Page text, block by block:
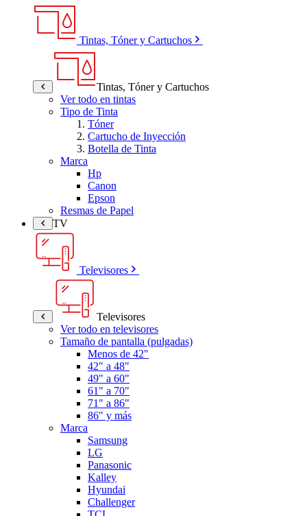
Tintas, Tóner y Cartuchos
Tintas, Tóner y Cartuchos
Ver todo en tintas
Tipo de Tinta
Tóner
Cartucho de Inyección
Botella de Tinta
Marca
Hp
Canon
Epson
Resmas de Papel
TV
Televisores
Televisores
Ver todo en televisores
Tamaño de pantalla (pulgadas)
Menos de 42"
42" a 48"
49" a 60"
61" a 70"
71" a 86"
86" y más
Marca
Samsung
LG
Panasonic
Kalley
Hyundai
Challenger